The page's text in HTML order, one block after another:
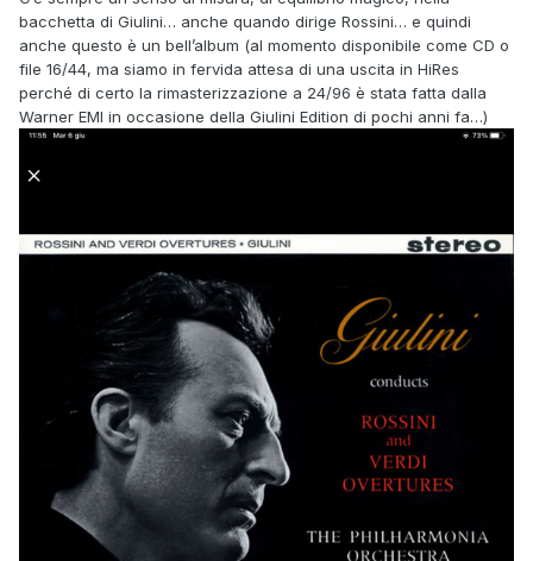
bacchetta di Giulini… anche quando dirige Rossini… e quindi
anche questo è un bell’album (al momento disponibile come CD o
file 16/44, ma siamo in fervida attesa di una uscita in HiRes
perché di certo la rimasterizzazione a 24/96 è stata fatta dalla
Warner EMI in occasione della Giulini Edition di pochi anni fa…)